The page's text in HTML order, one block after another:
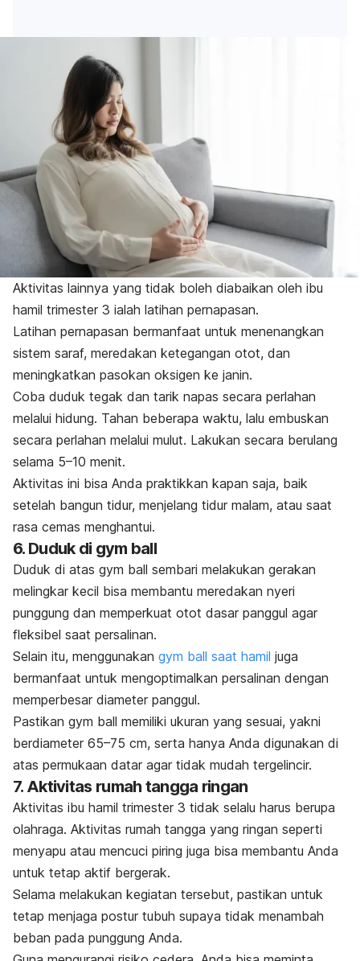
Aktivitas lainnya yang tidak boleh diabaikan oleh ibu
hamil trimester 3 ialah latihan pernapasan.
Latihan pernapasan bermanfaat untuk menenangkan
sistem saraf, meredakan ketegangan otot, dan
meningkatkan pasokan oksigen ke janin.
Coba duduk tegak dan tarik napas secara perlahan
melalui hidung. Tahan beberapa waktu, lalu embuskan
secara perlahan melalui mulut. Lakukan secara berulang
selama 5–10 menit.
Aktivitas ini bisa Anda praktikkan kapan saja, baik
setelah bangun tidur, menjelang tidur malam, atau saat
rasa cemas menghantui.
6. Duduk di gym ball
Duduk di atas gym ball sembari melakukan gerakan
melingkar kecil bisa membantu meredakan nyeri
punggung dan memperkuat otot dasar panggul agar
fleksibel saat persalinan.
Selain itu, menggunakan gym ball saat hamil juga
bermanfaat untuk mengoptimalkan persalinan dengan
memperbesar diameter panggul.
Pastikan gym ball memiliki ukuran yang sesuai, yakni
berdiameter 65–75 cm, serta hanya Anda digunakan di
atas permukaan datar agar tidak mudah tergelincir.
7. Aktivitas rumah tangga ringan
Aktivitas ibu hamil trimester 3 tidak selalu harus berupa
olahraga. Aktivitas rumah tangga yang ringan seperti
menyapu atau mencuci piring juga bisa membantu Anda
untuk tetap aktif bergerak.
Selama melakukan kegiatan tersebut, pastikan untuk
tetap menjaga postur tubuh supaya tidak menambah
beban pada punggung Anda.